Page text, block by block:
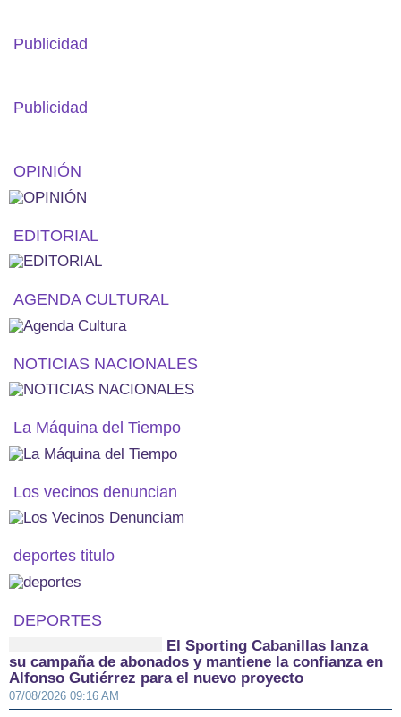
Publicidad
Publicidad
OPINIÓN
EDITORIAL
AGENDA CULTURAL
NOTICIAS NACIONALES
La Máquina del Tiempo
Los vecinos denuncian
deportes titulo
DEPORTES
El Sporting Cabanillas lanza
su campaña de abonados y mantiene la confianza en
Alfonso Gutiérrez para el nuevo proyecto
07/08/2026 09:16 AM